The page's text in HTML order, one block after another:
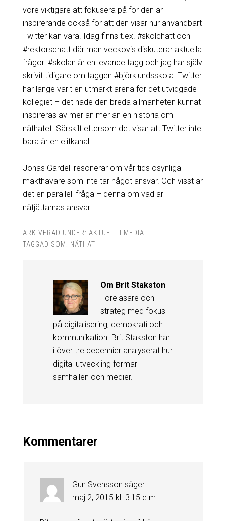
vore viktigare att fokusera på för den är
inspirerande också för att den visar hur användbart
Twitter kan vara. Idag finns t.ex. #skolchatt och
#rektorschatt där man veckovis diskuterar aktuella
frågor. #skolan är en levande tagg och jag har själv
skrivit tidigare om taggen #björklundsskola . Twitter
har länge varit en utmärkt arena för det utvidgade
kollegiet – det hade den breda allmänheten kunnat
inspireras av mer än mer än en historia om
näthatet. Särskilt eftersom det visar att Twitter inte
bara är en elitkanal.
Jonas Gardell resonerar om vår tids osynliga
makthavare som inte tar något ansvar. Och visst är
det en parallell fråga – denna om vad är
nätjättarnas ansvar.
ARKIVERAD UNDER: AKTUELL I MEDIA
TAGGAD SOM: NÄTHAT
Om Brit Stakston
Föreläsare och
strateg med fokus
på digitalisering, demokrati och
kommunikation. Brit Stakston har
i över tre decennier analyserat hur
digital utveckling formar
samhällen och medier.
Kommentarer
Gun Svensson säger
maj 2, 2015 kl. 3:15 e m